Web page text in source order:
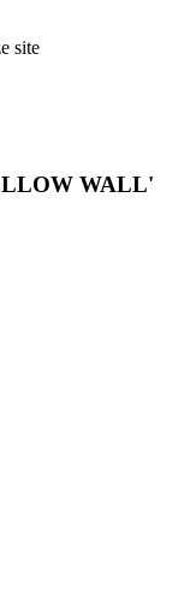
site
WALL'